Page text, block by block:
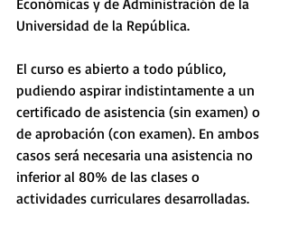
Económicas y de Administración de la
Universidad de la República.
El curso es abierto a todo público,
pudiendo aspirar indistintamente a un
certificado de asistencia (sin examen) o
de aprobación (con examen). En ambos
casos será necesaria una asistencia no
inferior al 80% de las clases o
actividades curriculares desarrolladas.